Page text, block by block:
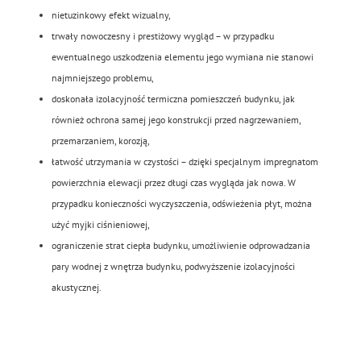
nietuzinkowy efekt wizualny,
trwały nowoczesny i prestiżowy wygląd – w przypadku
ewentualnego uszkodzenia elementu jego wymiana nie stanowi
najmniejszego problemu,
doskonała izolacyjność termiczna pomieszczeń budynku, jak
również ochrona samej jego konstrukcji przed nagrzewaniem,
przemarzaniem, korozją,
łatwość utrzymania w czystości – dzięki specjalnym impregnatom
powierzchnia elewacji przez długi czas wygląda jak nowa. W
przypadku konieczności wyczyszczenia, odświeżenia płyt, można
użyć myjki ciśnieniowej,
ograniczenie strat ciepła budynku, umożliwienie odprowadzania
pary wodnej z wnętrza budynku, podwyższenie izolacyjności
akustycznej.